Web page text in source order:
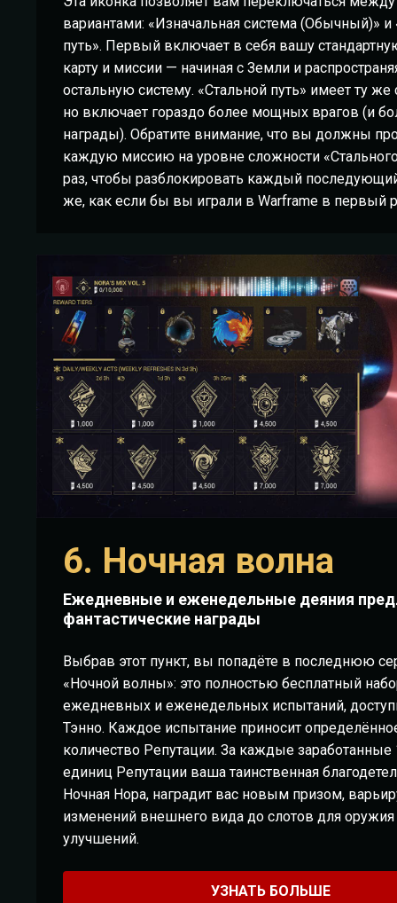
вариантами: «Изначальная система (Обычный)» и
путь». Первый включает в себя вашу
карту и миссии — начиная с Земли и
остальную систему. «Стальной путь» имеет ту же
но включает гораздо более мощных врагов (и
награды). Обратите внимание, что вы должны
каждую миссию на уровне сложности
раз, чтобы разблокировать каждый
же, как если бы вы играли в Warframe в первый
6. Ночная волна
Ежедневные и еженедельные деяния
фантастические награды
Выбрав этот пункт, вы попадёте в последнюю
«Ночной волны»: это полностью бесплатный
ежедневных и еженедельных испытаний,
Тэнно. Каждое испытание приносит
количество Репутации. За каждые заработанные
единиц Репутации ваша таинственная
Ночная Нора, наградит вас новым призом,
изменений внешнего вида до слотов для
улучшений.
УЗНАТЬ БОЛЬШЕ